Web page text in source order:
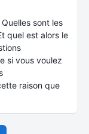
sont les
quel est alors le
si vous voulez
raison que